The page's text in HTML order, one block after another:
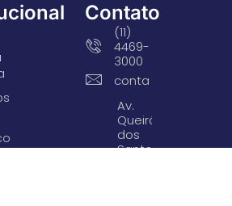
Contato
(11)
4469-
3000
Av.
Queirós
dos
Santos,